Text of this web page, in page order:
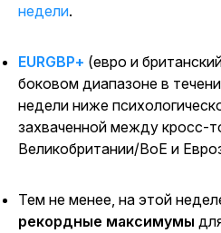
недели.
EURGBP+ (евро и
боковом диапазоне в
недели ниже
захваченной между кросс-
Великобритании/BoE и
Тем не менее, на этой
рекордные максимумы